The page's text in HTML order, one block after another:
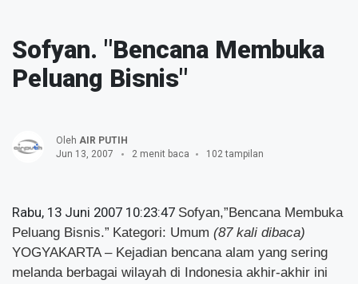
Sofyan. "Bencana Membuka
Peluang Bisnis"
Oleh AIR PUTIH
Jun 13, 2007
2 menit baca 102 tampilan
Rabu, 13 Juni 2007 10:23:47 Sofyan,”Bencana Membuka
Peluang Bisnis.” Kategori: Umum (87 kali dibaca)
YOGYAKARTA – Kejadian bencana alam yang sering
melanda berbagai wilayah di Indonesia akhir-akhir ini